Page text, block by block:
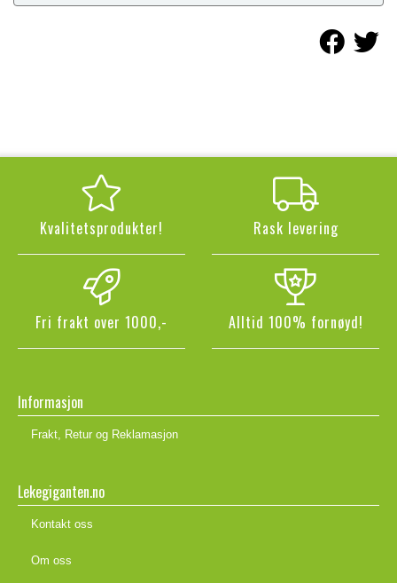
Kvalitetsprodukter! Rask levering
Fri frakt over 1000,- Alltid 100% fornøyd!
Informasjon
Frakt, Retur og Reklamasjon
Lekegiganten.no
Kontakt oss
Om oss